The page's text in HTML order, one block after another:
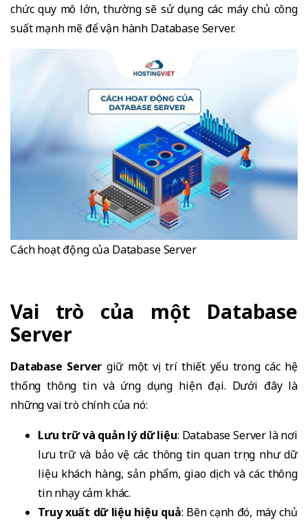
chức quy mô lớn, thường sẽ sử dụng các máy chủ công
suất mạnh mẽ để vận hành Database Server.
Cách hoạt động của Database Server
Vai trò của một Database
Server
Database Server giữ một vị trí thiết yếu trong các hệ
thống thông tin và ứng dụng hiện đại. Dưới đây là
những vai trò chính của nó:
Lưu trữ và quản lý dữ liệu: Database Server là nơi
lưu trữ và bảo vệ các thông tin quan trọng như dữ
liệu khách hàng, sản phẩm, giao dịch và các thông
tin nhạy cảm khác.
Truy xuất dữ liệu hiệu quả: Bên cạnh đó, máy chủ